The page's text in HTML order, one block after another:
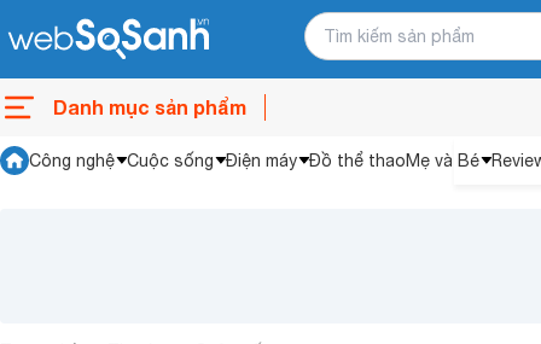
Danh mục sản phẩm
Công nghệ Cuộc sống Điện máy Đồ thể thaoMẹ và Bé